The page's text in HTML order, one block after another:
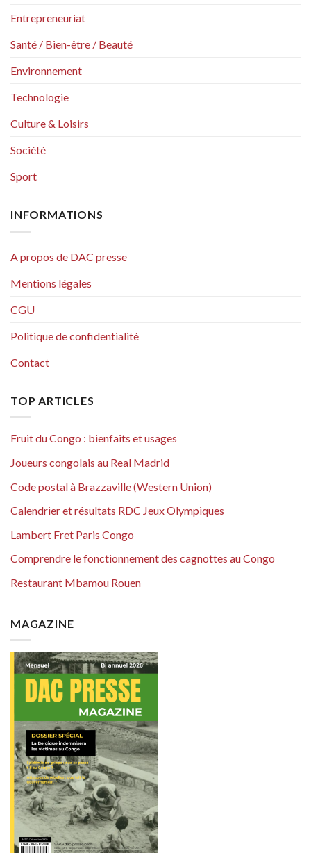
Entrepreneuriat
Santé / Bien-être / Beauté
Environnement
Technologie
Culture & Loisirs
Société
Sport
INFORMATIONS
A propos de DAC presse
Mentions légales
CGU
Politique de confidentialité
Contact
TOP ARTICLES
Fruit du Congo : bienfaits et usages
Joueurs congolais au Real Madrid
Code postal à Brazzaville (Western Union)
Calendrier et résultats RDC Jeux Olympiques
Lambert Fret Paris Congo
Comprendre le fonctionnement des cagnottes au Congo
Restaurant Mbamou Rouen
MAGAZINE